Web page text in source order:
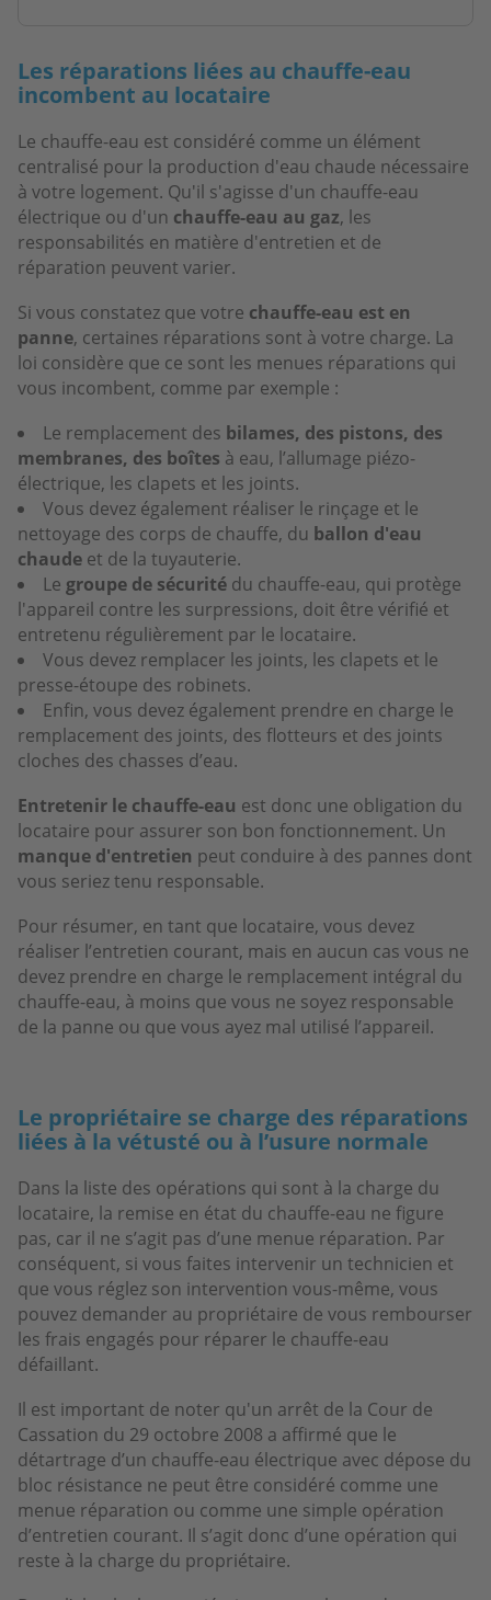
Les réparations liées au chauffe-eau
incombent au locataire
Le chauffe-eau est considéré comme un élément
centralisé pour la production d'eau chaude nécessaire
à votre logement. Qu'il s'agisse d'un chauffe-eau
électrique ou d'un chauffe-eau au gaz, les
responsabilités en matière d'entretien et de
réparation peuvent varier.
Si vous constatez que votre chauffe-eau est en
panne, certaines réparations sont à votre charge. La
loi considère que ce sont les menues réparations qui
vous incombent, comme par exemple :
Le remplacement des bilames, des pistons, des
membranes, des boîtes à eau, l’allumage piézo-
électrique, les clapets et les joints.
Vous devez également réaliser le rinçage et le
nettoyage des corps de chauffe, du ballon d'eau
chaude et de la tuyauterie.
Le groupe de sécurité du chauffe-eau, qui protège
l'appareil contre les surpressions, doit être vérifié et
entretenu régulièrement par le locataire.
Vous devez remplacer les joints, les clapets et le
presse-étoupe des robinets.
Enfin, vous devez également prendre en charge le
remplacement des joints, des flotteurs et des joints
cloches des chasses d’eau.
Entretenir le chauffe-eau est donc une obligation du
locataire pour assurer son bon fonctionnement. Un
manque d'entretien peut conduire à des pannes dont
vous seriez tenu responsable.
Pour résumer, en tant que locataire, vous devez
réaliser l’entretien courant, mais en aucun cas vous ne
devez prendre en charge le remplacement intégral du
chauffe-eau, à moins que vous ne soyez responsable
de la panne ou que vous ayez mal utilisé l’appareil.
Le propriétaire se charge des réparations
liées à la vétusté ou à l’usure normale
Dans la liste des opérations qui sont à la charge du
locataire, la remise en état du chauffe-eau ne figure
pas, car il ne s’agit pas d’une menue réparation. Par
conséquent, si vous faites intervenir un technicien et
que vous réglez son intervention vous-même, vous
pouvez demander au propriétaire de vous rembourser
les frais engagés pour réparer le chauffe-eau
défaillant.
Il est important de noter qu'un arrêt de la Cour de
Cassation du 29 octobre 2008 a affirmé que le
détartrage d’un chauffe-eau électrique avec dépose du
bloc résistance ne peut être considéré comme une
menue réparation ou comme une simple opération
d’entretien courant. Il s’agit donc d’une opération qui
reste à la charge du propriétaire.